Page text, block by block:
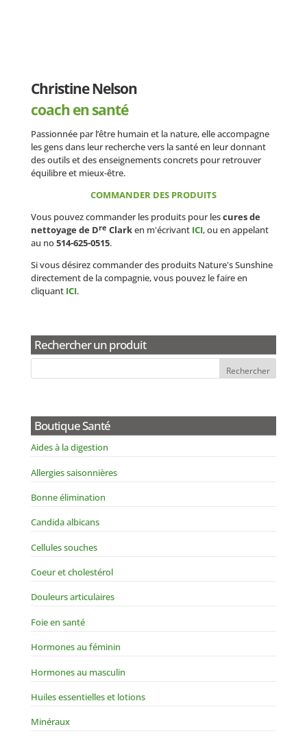
Christine Nelson
coach en santé
Passionnée par l’être humain et la nature, elle accompagne
les gens dans leur recherche vers la santé en leur donnant
des outils et des enseignements concrets pour retrouver
équilibre et mieux-être.
COMMANDER DES PRODUITS
Vous pouvez commander les produits pour lescures de
nettoyage de Dre Clarken m'écrivant ICI, ou en appelant
au no514-625-0515.
Si vous désirez commander des produits Nature's Sunshine
directement de la compagnie, vous pouvez le faire en
cliquant ICI.
Rechercher un produit
Boutique Santé
Aides à la digestion
Allergies saisonnières
Bonne élimination
Candida albicans
Cellules souches
Coeur et cholestérol
Douleurs articulaires
Foie en santé
Hormones au féminin
Hormones au masculin
Huiles essentielles et lotions
Minéraux